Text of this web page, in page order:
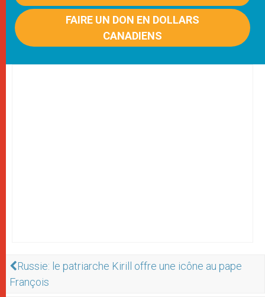
FAIRE UN DON EN DOLLARS
CANADIENS
Russie: le patriarche Kirill offre une icône au pape
François